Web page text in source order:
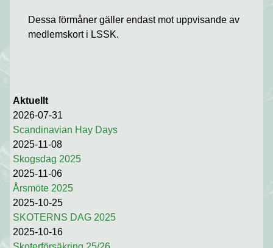
Dessa förmåner gäller endast mot uppvisande av
medlemskort i LSSK.
Aktuellt
2026-07-31
Scandinavian Hay Days
2025-11-08
Skogsdag 2025
2025-11-06
Årsmöte 2025
2025-10-25
SKOTERNS DAG 2025
2025-10-16